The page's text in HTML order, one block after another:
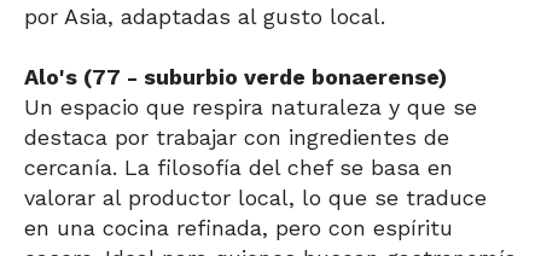
por Asia, adaptadas al gusto local.
Alo's (77 - suburbio verde bonaerense)
Un espacio que respira naturaleza y que se
destaca por trabajar con ingredientes de
cercanía. La filosofía del chef se basa en
valorar al productor local, lo que se traduce
en una cocina refinada, pero con espíritu